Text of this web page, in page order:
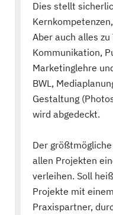
Dies stellt
Aber auch alles
Kommunikation,
Marketinglehre
BWL,
Gestaltung
wird abgedeckt.
Der
allen Projekten
verleihen. Soll
Projekte mit
Praxispartner,